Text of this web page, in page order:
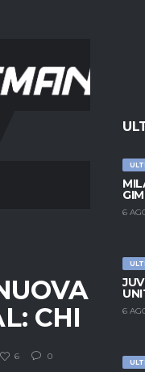
6
6
CHI È
6 0